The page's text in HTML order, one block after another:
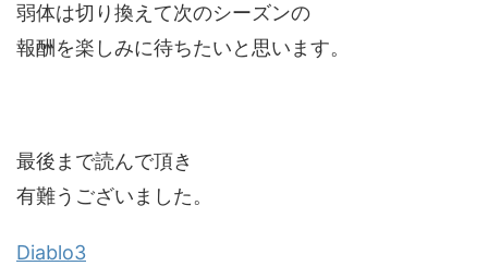
弱体は切り換えて次のシーズンの
報酬を楽しみに待ちたいと思います。
最後まで読んで頂き
有難うございました。
Diablo3